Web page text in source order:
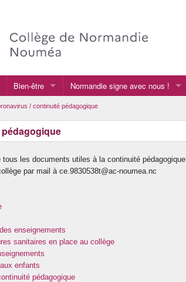
Bien-être
Normandie signe avec nous !
Normandie signe avec nous !
/ continuité pédagogique
les documents utiles à la continuité pédagogique.
par mail à ce.9830538t@ac-noumea.nc
enseignements
sanitaires en place au collège
enfants
pédagogique